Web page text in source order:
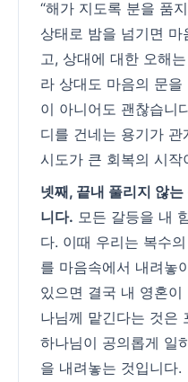
“해가 지도록 분을 품
상태로 밤을 넘기면
고, 상대에 대한 오해
라 상대도 마음의 문
이 아니어도 괜찮습니
디를 건네는 용기가
시도가 큰 회복의 시작
넷째, 끝내 풀리지 않
니다. 모든 갈등을 내
다. 이때 우리는 복수
를 마음속에서 내려놓
있으면 결국 내 영혼
나님께 맡긴다는 것은
하나님이 공의롭게 일
을 내려놓는 것입니다.